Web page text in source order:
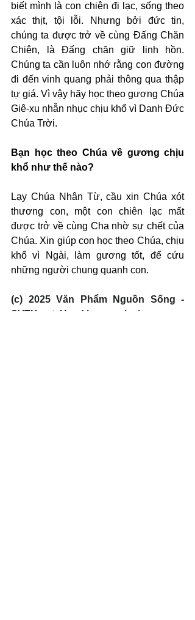
biết mình là con chiên đi lạc, sống theo
xác thịt, tội lỗi. Nhưng bởi đức tin,
chúng ta được trở về cùng Đấng Chăn
Chiên, là Đấng chăn giữ linh hồn.
Chúng ta cần luôn nhớ rằng con đường
đi đến vinh quang phải thông qua thập
tự giá. Vì vậy hãy học theo gương Chúa
Giê-xu nhẫn nhục chịu khổ vì Danh Đức
Chúa Trời.
Bạn học theo Chúa về gương chịu
khổ như thế nào?
Lạy Chúa Nhân Từ, cầu xin Chúa xót
thương con, một con chiên lạc mất
được trở về cùng Cha nhờ sự chết của
Chúa. Xin giúp con học theo Chúa, chịu
khổ vì Ngài, làm gương tốt, để cứu
những người chung quanh con.
(c) 2025 Văn Phẩm Nguồn Sống -
SVTK.net. Used by permission.